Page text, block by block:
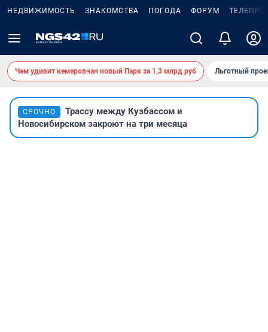
НЕДВИЖИМОСТЬ ЗНАКОМСТВА ПОГОДА ФОРУМ
Чем удивит кемеровчан новый Парк за 1,3 млрд руб Льготный
СРОЧНО
Трассу между Кузбассом и
Новосибирском закроют на три месяца